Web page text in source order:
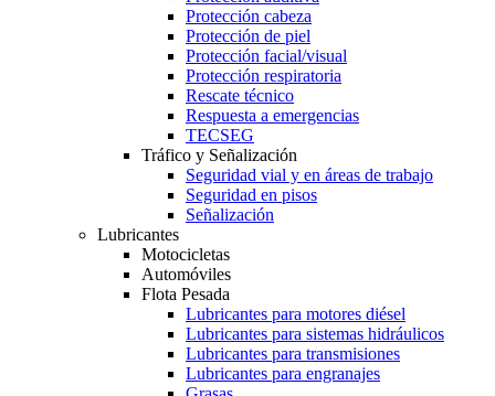
Protección cabeza
Protección de piel
Protección facial/visual
Protección respiratoria
Rescate técnico
Respuesta a emergencias
TECSEG
Tráfico y Señalización
Seguridad vial y en áreas de trabajo
Seguridad en pisos
Señalización
Lubricantes
Motocicletas
Automóviles
Flota Pesada
Lubricantes para motores diésel
Lubricantes para sistemas hidráulicos
Lubricantes para transmisiones
Lubricantes para engranajes